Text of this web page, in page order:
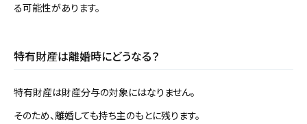
る可能性があります。
特有財産は離婚時にどうなる？
特有財産は財産分与の対象にはなりません。
そのため、離婚しても持ち主のもとに残ります。